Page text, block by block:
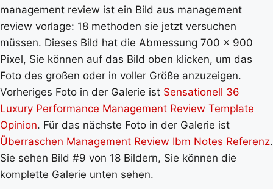
management review ist ein Bild aus management
review vorlage: 18 methoden sie jetzt versuchen
müssen. Dieses Bild hat die Abmessung 700 x 900
Pixel, Sie können auf das Bild oben klicken, um das
Foto des großen oder in voller Größe anzuzeigen.
Vorheriges Foto in der Galerie ist Sensationell 36
Luxury Performance Management Review Template
Opinion. Für das nächste Foto in der Galerie ist
Überraschen Management Review Ibm Notes Referenz.
Sie sehen Bild #9 von 18 Bildern, Sie können die
komplette Galerie unten sehen.